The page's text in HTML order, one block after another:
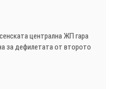
централна ЖП гара
за дефилетата от второто